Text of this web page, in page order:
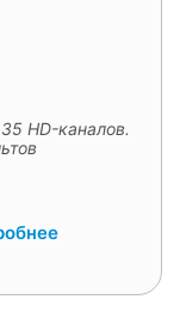
HD-каналов.